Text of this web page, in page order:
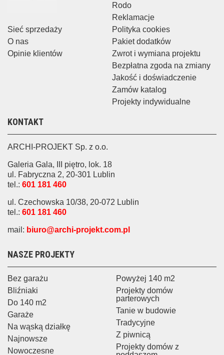
Sieć sprzedaży
O nas
Opinie klientów
Rodo
Reklamacje
Polityka cookies
Pakiet dodatków
Zwrot i wymiana projektu
Bezpłatna zgoda na zmiany
Jakość i doświadczenie
Zamów katalog
Projekty indywidualne
NASZE PROJEKTY
Bez garażu
Bliźniaki
Do 140 m2
Garaże
Na wąską działkę
Najnowsze
Nowoczesne
Powyżej 140 m2
Projekty domów
parterowych
Tanie w budowie
Tradycyjne
Z piwnicą
Projekty domów z
KONTAKT
ARCHI-PROJEKT Sp. z o.o.
Galeria Gala, III piętro, lok. 18
ul. Fabryczna 2, 20-301 Lublin
tel.: 601 181 460
ul. Czechowska 10/38, 20-072 Lublin
tel.: 601 181 460
mail: biuro@archi-projekt.com.pl